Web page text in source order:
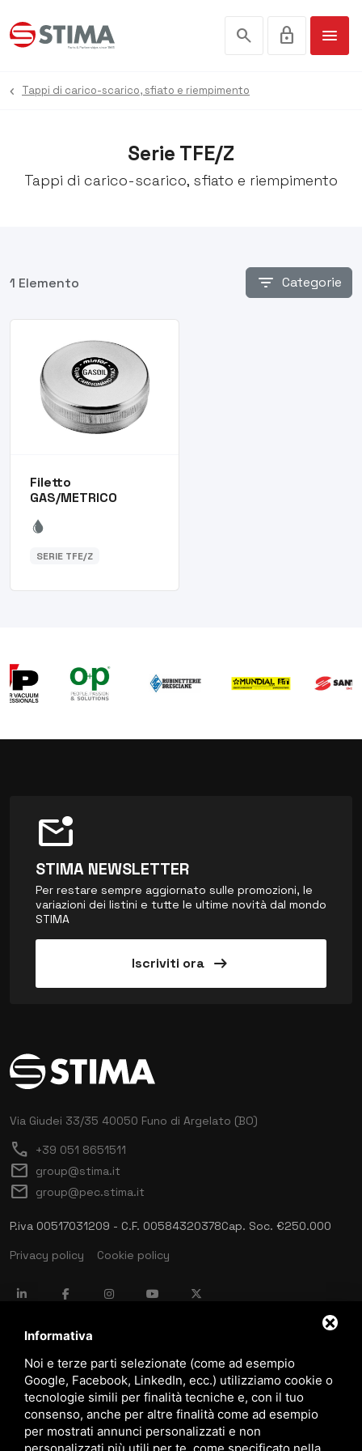
search lock menu
Serie TFE/Z
Tappi di carico-scarico, sfiato e riempimento
Tappi di carico-scarico, sfiato e riempimento
1 Elemento filter_list Categorie
Filetto
GAS/METRICO
SERIE TFE/Z
mark_email_unread
STIMA NEWSLETTER
Per restare sempre aggiornato sulle promozioni, le
variazioni dei listini e tutte le ultime novità dal mondo
STIMA
Iscriviti ora arrow_right_alt
Via Giudei 33/35 40050 Funo di Argelato (BO)
call +39 051 8651511
mail group@stima.it
mail group@pec.stima.it
P.iva 00517031209 - C.F. 00584320378Cap. Soc. €250.000
Privacy policy
Cookie policy
language ITALIANO
download Catalogo Stima
download Politica qualità e sicurezza
Informativa
Noi e terze parti selezionate (come ad esempio
Google, Facebook, LinkedIn, ecc.) utilizziamo cookie o
tecnologie simili per finalità tecniche e, con il tuo
consenso, anche per altre finalità come ad esempio
per mostrati annunci personalizzati e non